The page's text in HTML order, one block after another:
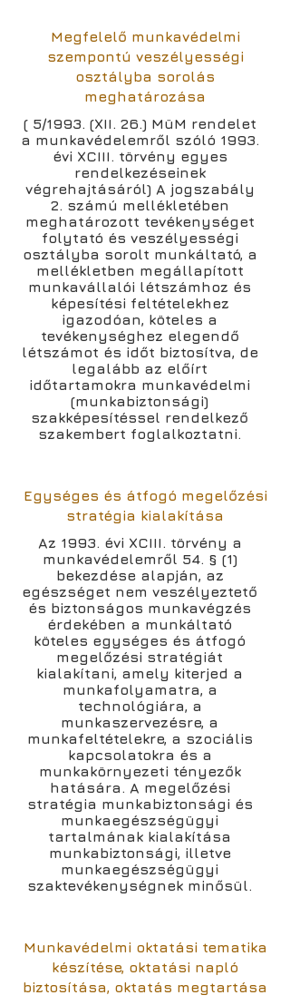
Megfelelő munkavédelmi
szempontú veszélyességi
osztályba sorolás
meghatározása
( 5/1993. (XII. 26.) MüM rendelet
a munkavédelemről szóló 1993.
évi XCIII. törvény egyes
rendelkezéseinek
végrehajtásáról) A jogszabály
2. számú mellékletében
meghatározott tevékenységet
folytató és veszélyességi
osztályba sorolt munkáltató, a
mellékletben megállapított
munkavállalói létszámhoz és
képesítési feltételekhez
igazodóan, köteles a
tevékenységhez elegendő
létszámot és időt biztosítva, de
legalább az előírt
időtartamokra munkavédelmi
(munkabiztonsági)
szakképesítéssel rendelkező
szakembert foglalkoztatni.
Egységes és átfogó megelőzési
stratégia kialakítása
Az 1993. évi XCIII. törvény a
munkavédelemről 54. § (1)
bekezdése alapján, az
egészséget nem veszélyeztető
és biztonságos munkavégzés
érdekében a munkáltató
köteles egységes és átfogó
megelőzési stratégiát
kialakítani, amely kiterjed a
munkafolyamatra, a
technológiára, a
munkaszervezésre, a
munkafeltételekre, a szociális
kapcsolatokra és a
munkakörnyezeti tényezők
hatására. A megelőzési
stratégia munkabiztonsági és
munkaegészségügyi
tartalmának kialakítása
munkabiztonsági, illetve
munkaegészségügyi
szaktevékenységnek minősül.
Munkavédelmi oktatási tematika
készítése, oktatási napló
biztosítása, oktatás megtartása